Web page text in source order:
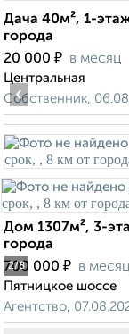
Дача 40м², 1-
города
20 000 ₽ в месяц
Центральная
Собственник,
2/8
‹
Дом 1307м², 3-
города
700 000 ₽ в месяц
Пятницкое шоссе
Агентство,